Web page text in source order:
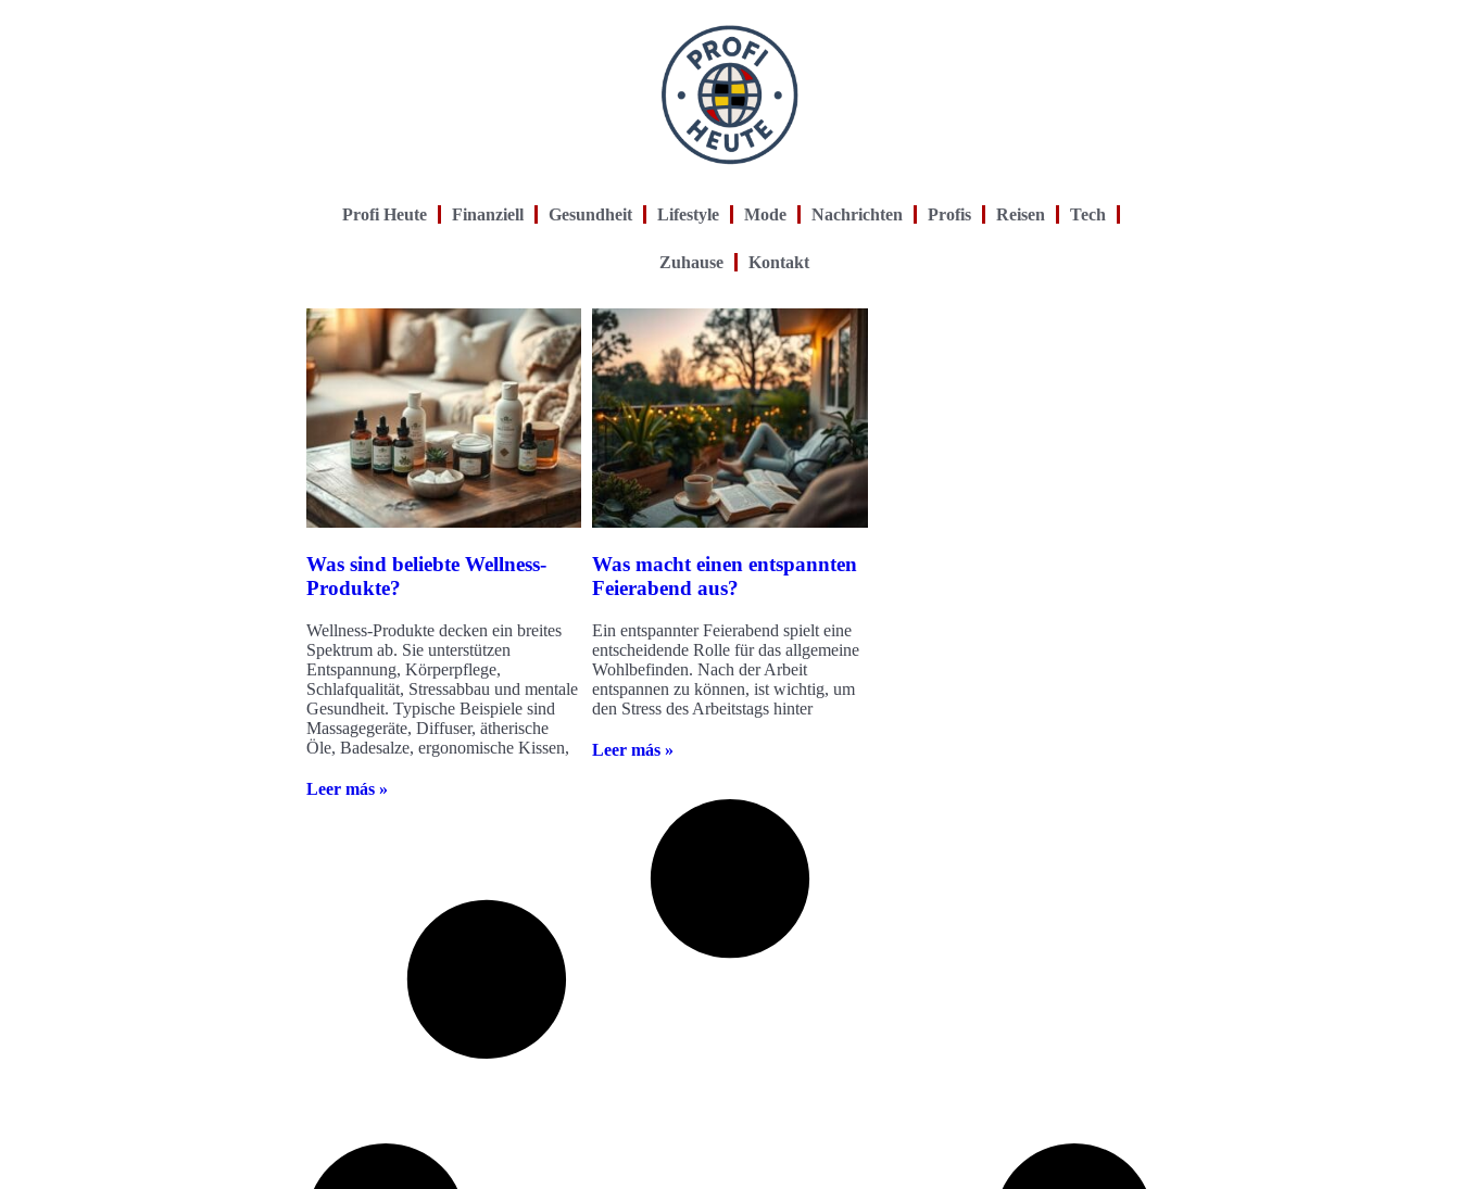
Profi Heute Finanziell Gesundheit Lifestyle Mode Nachrichten Profis Reisen Tech
Zuhause Kontakt
Was sind beliebte Wellness-
Produkte?
Wellness-Produkte decken ein breites
Spektrum ab. Sie unterstützen
Entspannung, Körperpflege,
Schlafqualität, Stressabbau und mentale
Gesundheit. Typische Beispiele sind
Massagegeräte, Diffuser, ätherische
Öle, Badesalze, ergonomische Kissen,
Leer más »
Was macht einen entspannten
Feierabend aus?
Ein entspannter Feierabend spielt eine
entscheidende Rolle für das allgemeine
Wohlbefinden. Nach der Arbeit
entspannen zu können, ist wichtig, um
den Stress des Arbeitstags hinter
Leer más »